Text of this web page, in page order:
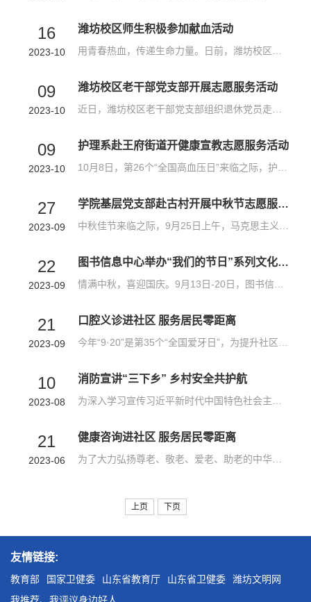
16
2023-10
潍坊校区师生积极参加献血活动
09
2023-10
潍坊校区老干部党支部开展志愿服务活动
09
2023-10
护理系赴王府街道开健康宣教志愿服务活动
27
2023-09
学院基层党支部赴古村开展中秋节志愿服务主题活动
22
2023-09
图书信息中心举办“我们的节日”系列文化体验活动
21
2023-09
口腔义诊进社区 服务居民零距离
10
2023-08
消防宣讲“三下乡” 乡村安全共护航
21
2023-06
健康咨询进社区 服务居民零距离
上页 下页
友情链接:
教育部 国家卫健委 山东省教育厅 山东省卫健委
潍坊文明网